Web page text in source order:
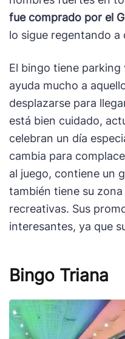
fue comprado por el
lo sigue regentando a
El bingo tiene
ayuda mucho a
desplazarse para
está bien cuidado,
celebran un día
cambia para
al juego, contiene un
también tiene su
recreativas. Sus
interesantes, ya que
Bingo Triana